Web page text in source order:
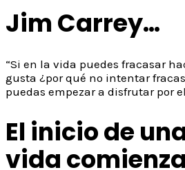
Jim Carrey…
“Si en la vida puedes fracasar
gusta ¿por qué no intentar
puedas empezar a disfrutar por
El inicio de
vida